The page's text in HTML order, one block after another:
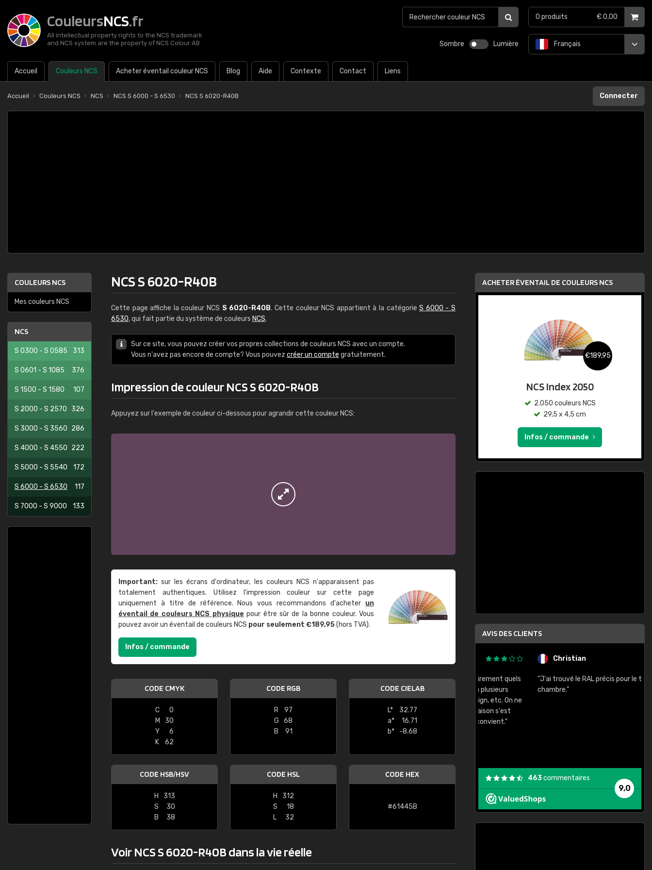
CouleursNCS.fr
All intellectual property rights to the NCS trademark
and NCS system are the property of NCS Colour AB
Sombre Lumière
Accueil Couleurs NCS Acheter éventail couleur NCS Blog Aide Contexte Contact Liens
Français
0 produits € 0,00
Accueil Couleurs NCS NCS NCS S 6000 - S 6530 NCS S 6020-R40B Connecter
COULEURS NCS
Mes couleurs NCS
NCS
S 0300 - S 0585 313
S 0601 - S 1085 376
S 1500 - S 1580 107
S 2000 - S 2570 326
S 3000 - S 3560 286
S 4000 - S 4550 222
S 5000 - S 5540 172
S 6000 - S 6530 117
S 7000 - S 9000 133
NCS S 6020-R40B
Cette page affiche la couleur NCS S 6020-R40B. Cette couleur NCS appartient à la catégorieS 6000 - S
6530, qui fait partie du système de couleurs NCS.
Sur ce site, vous pouvez créer vos propres collections de couleurs NCS avec un compte.
Vous n'avez pas encore de compte? Vous pouvez créer un compte gratuitement.
Impression de couleur NCS S 6020-R40B
Appuyez sur l'exemple de couleur ci-dessous pour agrandir cette couleur NCS:
Important: sur les écrans d'ordinateur, les couleurs NCS n'apparaissent pas
totalement authentiques. Utilisez l'impression couleur sur cette page
uniquement à titre de référence. Nous vous recommandons d'acheter un
éventail de couleurs NCS physique pour être sûr de la bonne couleur. Vous
pouvez avoir un éventail de couleurs NCS pour seulement €189,95(hors TVA).
Infos / commande
CODE CMYK
C
0
M
30
Y
6
K
62
CODE RGB
R
97
G
68
B
91
CODE CIELAB
L*
32.77
a*
16.71
b*
-8.68
CODE HSB/HSV
H
313
S
30
B
38
CODE HSL
H
312
S
18
L
32
CODE HEX
#61445B
Voir NCS S 6020-R40B dans la vie réelle
ACHETER ÉVENTAIL DE COULEURS NCS
€189,95
NCS Index 2050
2.050 couleurs NCS
29,5 x 4,5 cm
Infos / commande
AVIS DES CLIENTS
"Le site ne permet pas de voir clairement quels
sont les produits disponibles. Il y a plusieurs
palettes de couleurs: Classic, Design, etc. On ne
comprend pas qui est quoi. La livraison s'est
bien passé et le produit reçu me convient."
Christian
"J'ai trouvé le RAL précis pour le ton de ma
chambre."
9,0
463commentaires